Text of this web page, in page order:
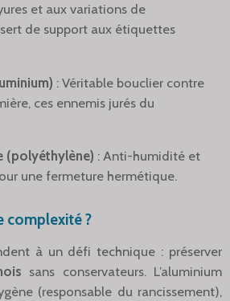
et aux variations de
de support aux étiquettes
: Véritable bouclier contre
ces ennemis jurés du
(polyéthylène) : Anti-humidité et
une fermeture hermétique.
complexité ?
à un défi technique : préserver
sans conservateurs. L’aluminium
(responsable du rancissement),